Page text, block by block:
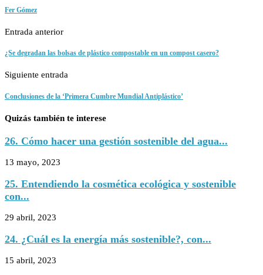
Fer Gómez
Entrada anterior
¿Se degradan las bolsas de plástico compostable en un compost casero?
Siguiente entrada
Conclusiones de la ‘Primera Cumbre Mundial Antiplástico’
Quizás también te interese
26. Cómo hacer una gestión sostenible del agua...
13 mayo, 2023
25. Entendiendo la cosmética ecológica y sostenible
con...
29 abril, 2023
24. ¿Cuál es la energía más sostenible?, con...
15 abril, 2023